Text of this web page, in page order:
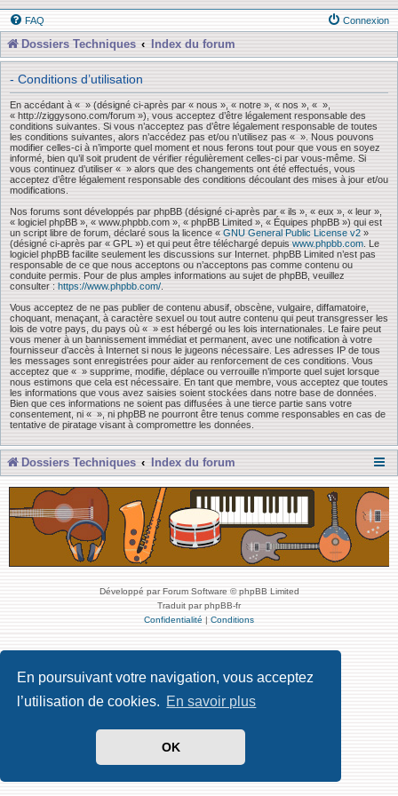
En poursuivant votre navigation, vous acceptez
l’utilisation de cookies. En savoir plus
OK
FAQ Connexion
Dossiers Techniques Index du forum
- Conditions d’utilisation
En accédant à « » (désigné ci-après par « nous », « notre », « nos », « »,
« http://ziggysono.com/forum »), vous acceptez d’être légalement responsable des
conditions suivantes. Si vous n’acceptez pas d’être légalement responsable de toutes
les conditions suivantes, alors n’accédez pas et/ou n’utilisez pas « ». Nous pouvons
modifier celles-ci à n’importe quel moment et nous ferons tout pour que vous en soyez
informé, bien qu’il soit prudent de vérifier régulièrement celles-ci par vous-même. Si
vous continuez d’utiliser « » alors que des changements ont été effectués, vous
acceptez d’être légalement responsable des conditions découlant des mises à jour et/ou
modifications.
Nos forums sont développés par phpBB (désigné ci-après par « ils », « eux », « leur »,
« logiciel phpBB », « www.phpbb.com », « phpBB Limited », « Équipes phpBB ») qui est
un script libre de forum, déclaré sous la licence « GNU General Public License v2 »
(désigné ci-après par « GPL ») et qui peut être téléchargé depuis www.phpbb.com . Le
logiciel phpBB facilite seulement les discussions sur Internet. phpBB Limited n’est pas
responsable de ce que nous acceptons ou n’acceptons pas comme contenu ou
conduite permis. Pour de plus amples informations au sujet de phpBB, veuillez
consulter : https://www.phpbb.com/
Vous acceptez de ne pas publier de contenu abusif, obscène, vulgaire, diffamatoire,
choquant, menaçant, à caractère sexuel ou tout autre contenu qui peut transgresser les
lois de votre pays, du pays où « » est hébergé ou les lois internationales. Le faire peut
vous mener à un bannissement immédiat et permanent, avec une notification à votre
fournisseur d’accès à Internet si nous le jugeons nécessaire. Les adresses IP de tous
les messages sont enregistrées pour aider au renforcement de ces conditions. Vous
acceptez que « » supprime, modifie, déplace ou verrouille n’importe quel sujet lorsque
nous estimons que cela est nécessaire. En tant que membre, vous acceptez que toutes
les informations que vous avez saisies soient stockées dans notre base de données.
Bien que ces informations ne soient pas diffusées à une tierce partie sans votre
consentement, ni « », ni phpBB ne pourront être tenus comme responsables en cas de
tentative de piratage visant à compromettre les données.
Dossiers Techniques Index du forum
Développé par Forum Software © phpBB Limited
Traduit par phpBB-fr
Confidentialité | Conditions